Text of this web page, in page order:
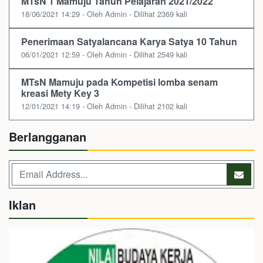
18/06/2021 14:29 - Oleh Admin - Dilihat 2369 kali
Penerimaan Satyalancana Karya Satya 10 Tahun
06/01/2021 12:59 - Oleh Admin - Dilihat 2549 kali
MTsN Mamuju pada Kompetisi lomba senam
kreasi Mety Key 3
12/01/2021 14:19 - Oleh Admin - Dilihat 2102 kali
Berlangganan
Iklan